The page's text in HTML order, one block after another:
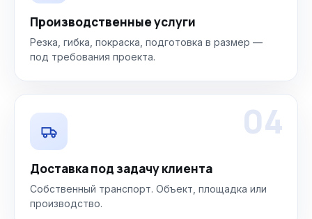
Производственные услуги
Резка, гибка, покраска, подготовка в размер —
под требования проекта.
04
Доставка под задачу клиента
Собственный транспорт. Объект, площадка или
производство.